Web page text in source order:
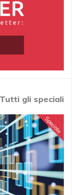
Tutti gli speciali
Speciale